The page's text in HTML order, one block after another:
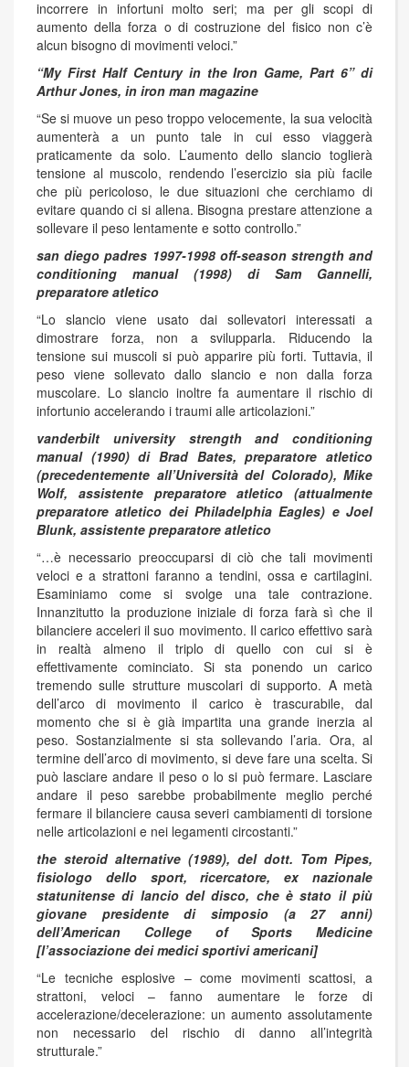
incorrere in infortuni molto seri; ma per gli scopi di
aumento della forza o di costruzione del fisico non c’è
alcun bisogno di movimenti veloci.”
“My First Half Century in the Iron Game, Part 6” di
Arthur Jones, in iron man magazine
“Se si muove un peso troppo velocemente, la sua velocità
aumenterà a un punto tale in cui esso viaggerà
praticamente da solo. L’aumento dello slancio toglierà
tensione al muscolo, rendendo l’esercizio sia più facile
che più pericoloso, le due situazioni che cerchiamo di
evitare quando ci si allena. Bisogna prestare attenzione a
sollevare il peso lentamente e sotto controllo.”
san diego padres 1997-1998 off-season strength and
conditioning manual (1998) di Sam Gannelli,
preparatore atletico
“Lo slancio viene usato dai sollevatori interessati a
dimostrare forza, non a svilupparla. Riducendo la
tensione sui muscoli si può apparire più forti. Tuttavia, il
peso viene sollevato dallo slancio e non dalla forza
muscolare. Lo slancio inoltre fa aumentare il rischio di
infortunio accelerando i traumi alle articolazioni.”
vanderbilt university strength and conditioning
manual (1990) di Brad Bates, preparatore atletico
(precedentemente all’Università del Colorado), Mike
Wolf, assistente preparatore atletico (attualmente
preparatore atletico dei Philadelphia Eagles) e Joel
Blunk, assistente preparatore atletico
“…è necessario preoccuparsi di ciò che tali movimenti
veloci e a strattoni faranno a tendini, ossa e cartilagini.
Esaminiamo come si svolge una tale contrazione.
Innanzitutto la produzione iniziale di forza farà sì che il
bilanciere acceleri il suo movimento. Il carico effettivo sarà
in realtà almeno il triplo di quello con cui si è
effettivamente cominciato. Si sta ponendo un carico
tremendo sulle strutture muscolari di supporto. A metà
dell’arco di movimento il carico è trascurabile, dal
momento che si è già impartita una grande inerzia al
peso. Sostanzialmente si sta sollevando l’aria. Ora, al
termine dell’arco di movimento, si deve fare una scelta. Si
può lasciare andare il peso o lo si può fermare. Lasciare
andare il peso sarebbe probabilmente meglio perché
fermare il bilanciere causa severi cambiamenti di torsione
nelle articolazioni e nei legamenti circostanti.”
the steroid alternative (1989), del dott. Tom Pipes,
fisiologo dello sport, ricercatore, ex nazionale
statunitense di lancio del disco, che è stato il più
giovane presidente di simposio (a 27 anni)
dell’American College of Sports Medicine
[l’associazione dei medici sportivi americani]
“Le tecniche esplosive – come movimenti scattosi, a
strattoni, veloci – fanno aumentare le forze di
accelerazione/decelerazione: un aumento assolutamente
non necessario del rischio di danno all’integrità
strutturale.”